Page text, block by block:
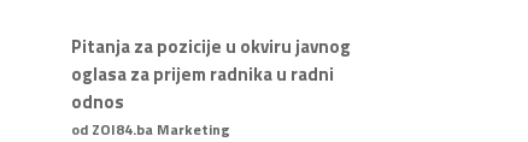
Pitanja za pozicije u okviru javnog
oglasa za prijem radnika u radni
odnos
od ZOI84.ba Marketing